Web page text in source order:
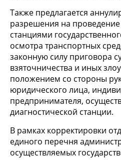
Также предлагается
разрешения на
станциями
осмотра транспортных
законную силу приговора
взяточничества и иных
положением со стороны
юридического лица,
предпринимателя,
диагностической станции.
В рамках корректировки
единого перечня
осуществляемых